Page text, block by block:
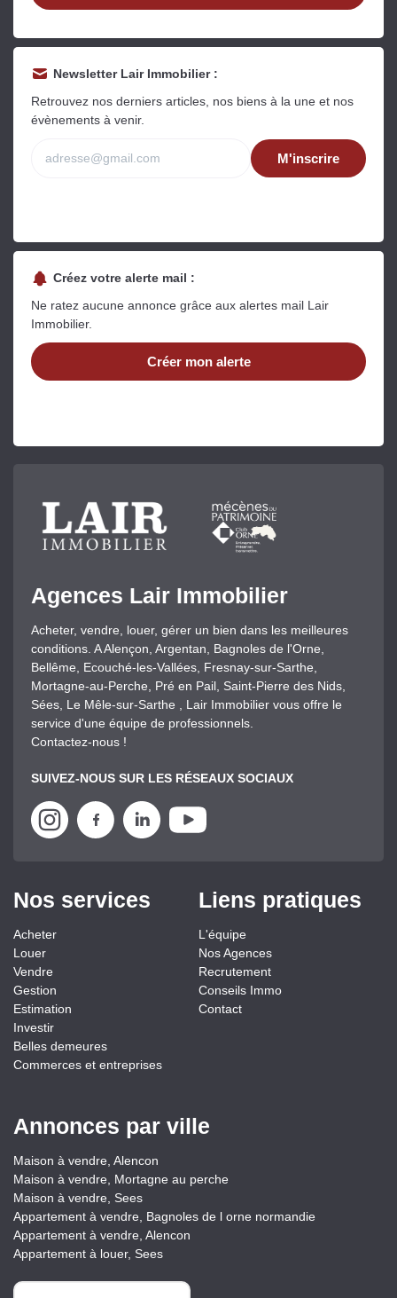
Newsletter Lair Immobilier :
Retrouvez nos derniers articles, nos biens à la une et nos
évènements à venir.
M'inscrire
Créez votre alerte mail :
Ne ratez aucune annonce grâce aux alertes mail Lair
Immobilier.
Créer mon alerte
Agences Lair Immobilier
Acheter, vendre, louer, gérer un bien dans les meilleures
conditions. A Alençon, Argentan, Bagnoles de l'Orne,
Bellême, Ecouché-les-Vallées, Fresnay-sur-Sarthe,
Mortagne-au-Perche, Pré en Pail, Saint-Pierre des Nids,
Sées, Le Mêle-sur-Sarthe , Lair Immobilier vous offre le
service d'une équipe de professionnels.
Contactez-nous !
SUIVEZ-NOUS SUR LES RÉSEAUX SOCIAUX
Nos services
Acheter
Louer
Vendre
Gestion
Estimation
Investir
Belles demeures
Commerces et entreprises
Liens pratiques
L'équipe
Nos Agences
Recrutement
Conseils Immo
Contact
Annonces par ville
Maison à vendre, Alencon
Maison à vendre, Mortagne au perche
Maison à vendre, Sees
Appartement à vendre, Bagnoles de l orne normandie
Appartement à vendre, Alencon
Appartement à louer, Sees